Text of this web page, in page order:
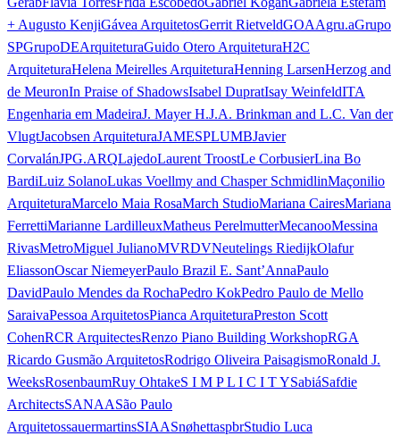
+ Augusto KenjiGávea ArquitetosGerrit RietveldGOAAgru.aGrupo
SPGrupoDEArquiteturaGuido Otero ArquiteturaH2C
ArquiteturaHelena Meirelles ArquiteturaHenning LarsenHerzog and
de MeuronIn Praise of ShadowsIsabel DupratIsay WeinfeldITA
Engenharia em MadeiraJ. Mayer H.J.A. Brinkman and L.C. Van der
VlugtJacobsen ArquiteturaJAMESPLUMBJavier
CorvalánJPG.ARQLajedoLaurent TroostLe CorbusierLina Bo
BardiLuiz SolanoLukas Voellmy and Chasper SchmidlinMaçonilio
ArquiteturaMarcelo Maia RosaMarch StudioMariana CairesMariana
FerrettiMarianne LardilleuxMatheus PerelmutterMecanooMessina
RivasMetroMiguel JulianoMVRDVNeutelings RiedijkOlafur
EliassonOscar NiemeyerPaulo Brazil E. Sant’AnnaPaulo
DavidPaulo Mendes da RochaPedro KokPedro Paulo de Mello
SaraivaPessoa ArquitetosPianca ArquiteturaPreston Scott
CohenRCR ArquitectesRenzo Piano Building WorkshopRGA
Ricardo Gusmão ArquitetosRodrigo Oliveira PaisagismoRonald J.
WeeksRosenbaumRuy OhtakeS I M P L I C I T YSabiáSafdie
ArchitectsSANAASão Paulo
ArquitetossauermartinsSIAASnøhettaspbrStudio Luca